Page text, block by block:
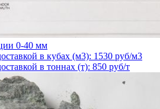
0-40 мм
в кубах (м3): 1530 руб/м3
в тоннах (т): 850 руб/т